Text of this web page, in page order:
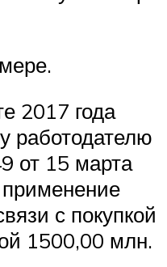
2017 года
работодателю
от 15 марта
с покупкой
1500,00 млн.